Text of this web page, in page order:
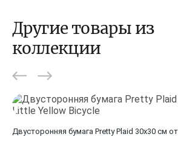
Другие товары из
коллекции
Двусторонняя бумага Pretty Plaid 30х30 см